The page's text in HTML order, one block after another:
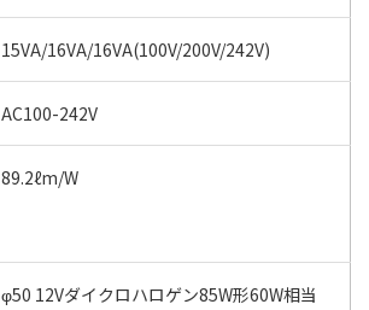
15VA/16VA/16VA(100V/200V/242V)
AC100-242V
89.2ℓm/W
φ50 12Vダイクロハロゲン85W形60W相当